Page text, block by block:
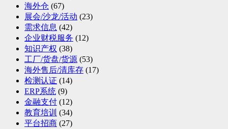
海外仓 (67)
展会/沙龙/活动 (23)
需求信息 (42)
企业财税服务 (12)
知识产权 (38)
工厂/货盘/货源 (53)
海外售后/清库存 (17)
检测认证 (14)
ERP系统 (9)
金融支付 (12)
教育培训 (34)
平台招商 (27)